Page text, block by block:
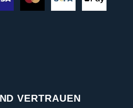
VERTRAUEN